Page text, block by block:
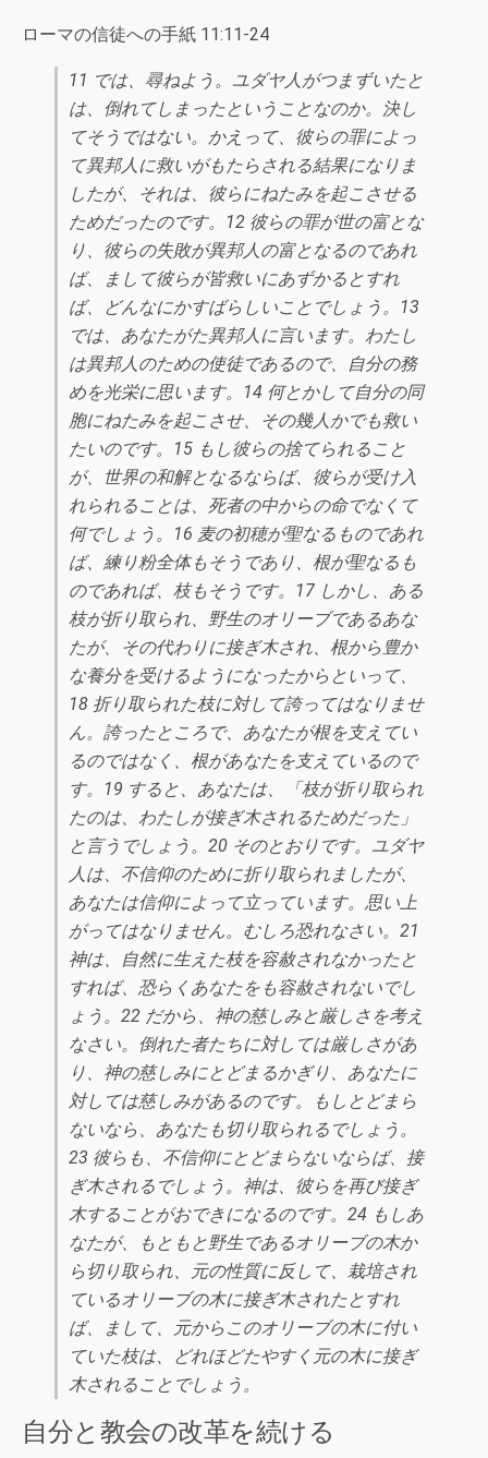
ローマの信徒への手紙 11:11-24
11 では、尋ねよう。ユダヤ人がつまずいたと
は、倒れてしまったということなのか。決し
てそうではない。かえって、彼らの罪によっ
て異邦人に救いがもたらされる結果になりま
したが、それは、彼らにねたみを起こさせる
ためだったのです。12 彼らの罪が世の富とな
り、彼らの失敗が異邦人の富となるのであれ
ば、まして彼らが皆救いにあずかるとすれ
ば、どんなにかすばらしいことでしょう。13
では、あなたがた異邦人に言います。わたし
は異邦人のための使徒であるので、自分の務
めを光栄に思います。14 何とかして自分の同
胞にねたみを起こさせ、その幾人かでも救い
たいのです。15 もし彼らの捨てられること
が、世界の和解となるならば、彼らが受け入
れられることは、死者の中からの命でなくて
何でしょう。16 麦の初穂が聖なるものであれ
ば、練り粉全体もそうであり、根が聖なるも
のであれば、枝もそうです。17 しかし、ある
枝が折り取られ、野生のオリーブであるあな
たが、その代わりに接ぎ木され、根から豊か
な養分を受けるようになったからといって、
18 折り取られた枝に対して誇ってはなりませ
ん。誇ったところで、あなたが根を支えてい
るのではなく、根があなたを支えているので
す。19 すると、あなたは、「枝が折り取られ
たのは、わたしが接ぎ木されるためだった」
と言うでしょう。20 そのとおりです。ユダヤ
人は、不信仰のために折り取られましたが、
あなたは信仰によって立っています。思い上
がってはなりません。むしろ恐れなさい。21
神は、自然に生えた枝を容赦されなかったと
すれば、恐らくあなたをも容赦されないでし
ょう。22 だから、神の慈しみと厳しさを考え
なさい。倒れた者たちに対しては厳しさがあ
り、神の慈しみにとどまるかぎり、あなたに
対しては慈しみがあるのです。もしとどまら
ないなら、あなたも切り取られるでしょう。
23 彼らも、不信仰にとどまらないならば、接
ぎ木されるでしょう。神は、彼らを再び接ぎ
木することがおできになるのです。24 もしあ
なたが、もともと野生であるオリーブの木か
ら切り取られ、元の性質に反して、栽培され
ているオリーブの木に接ぎ木されたとすれ
ば、まして、元からこのオリーブの木に付い
ていた枝は、どれほどたやすく元の木に接ぎ
木されることでしょう。
自分と教会の改革を続ける